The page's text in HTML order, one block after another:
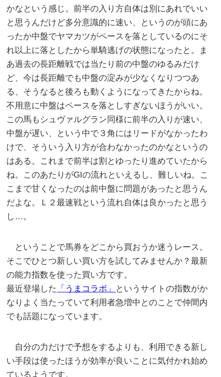
かなという感じ。前半の入り方自体は別にあれでいい
と思うんだけど多分意識的に速い、というのが頭にあ
ったか中盤でヤマカツがペースを落としているのにそ
れ以上に落としたから単騎逃げの状態になったと。ま
あ過去の長距離戦では当たり前の中盤のゆるみだけ
ど、今は長距離でも中盤の淀みが少なくなりつつあ
る、そうなると後ろも動くようになってきたからね。
不用意に中盤はペースを落としすぎないほうがいい。
この馬もシュヴァルグラン同様に前半の入りが速い、
中盤が遅い、という中で３角にはリードがなかったわ
けで、そういう入り方が合わなかったのかなというの
はある。これまで前半は割とゆったり進めていたから
ね。このあたりがGIの流れといえるし、難しいね。こ
こまで甘くなったのは前中盤に問題があったと思うん
だよな。Ｌ２最速戦という流れ自体は良かったと思う
し…。
ということで馬券をどこから買おうか迷うレース。
そこでひとつ新しい買い方を試してみませんか？最新
の能力指数を使った買い方です。
最近登場した
「うまコラボ」
というサイトの指数がか
なりよく当たっていて利用者急増中とのことで仲間内
でも話題になっています。
自分の力だけで予想をするよりも、利用できる新し
い手段は使ったほうが効率が良いことに気付かれ始め
ているようです。